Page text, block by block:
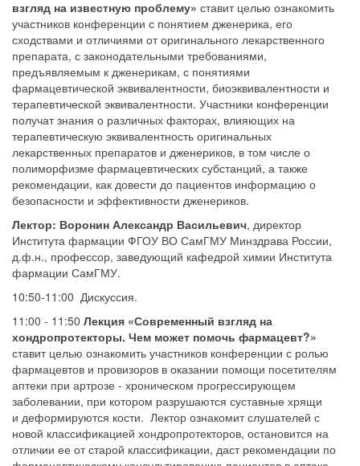
взгляд на известную проблему» ставит целью ознакомить
участников конференции с понятием дженерика, его
сходствами и отличиями от оригинального лекарственного
препарата, с законодательными требованиями,
предъявляемым к дженерикам, с понятиями
фармацевтической эквивалентности, биоэквивалентности и
терапевтической эквивалентности. Участники конференции
получат знания о различных факторах, влияющих на
терапевтическую эквивалентность оригинальных
лекарственных препаратов и дженериков, в том числе о
полиморфизме фармацевтических субстанций, а также
рекомендации, как довести до пациентов информацию о
безопасности и эффективности дженериков.
Лектор: Воронин Александр Васильевич, директор
Института фармации ФГОУ ВО СамГМУ Минздрава России,
д.ф.н., профессор, заведующий кафедрой химии Института
фармации СамГМУ.
10:50-11:00 Дискуссия.
11:00 - 11:50 Лекция «Современный взгляд на
хондропротекторы. Чем может помочь фармацевт?»
ставит целью ознакомить участников конференции с ролью
фармацевтов и провизоров в оказании помощи посетителям
аптеки при артрозе - хроническом прогрессирующем
заболевании, при котором разрушаются суставные хрящи
и деформируются кости. Лектор ознакомит слушателей с
новой классификацией хондропротекторов, остановится на
отличии ее от старой классификации, даст рекомендации по